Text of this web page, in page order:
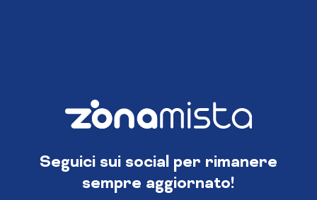
Seguici sui social per rimanere
sempre aggiornato!